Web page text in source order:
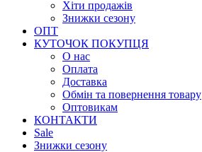
Хіти продажів
Знижки сезону
ОПТ
КУТОЧОК ПОКУПЦЯ
О нас
Оплата
Доставка
Обмін та повернення товару
Оптовикам
КОНТАКТИ
Sale
Знижки сезону